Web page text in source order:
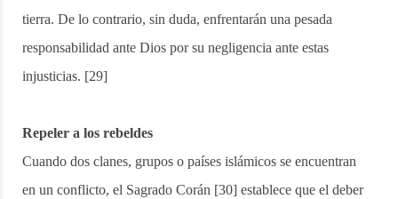
tierra. De lo contrario, sin duda, enfrentarán una pesada
responsabilidad ante Dios por su negligencia ante estas
injusticias. [29]
Repeler a los rebeldes
Cuando dos clanes, grupos o países islámicos se encuentran
en un conflicto, el Sagrado Corán [30] establece que el deber